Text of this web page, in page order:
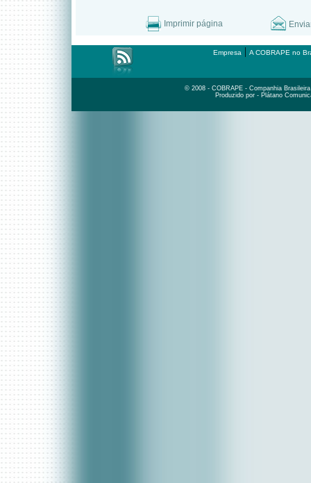
Imprimir página
Empresa | A COBRAPE no
© 2008 - COBRAPE - Companhia
Produzido por - Plátano